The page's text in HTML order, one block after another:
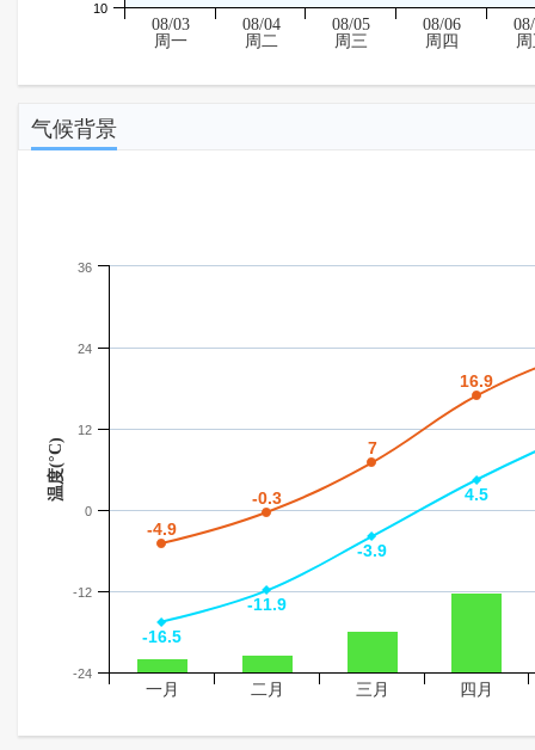
10
08/03
周一
08/04
周二
08/05
周三
08/06
周四
气候背景
温度(°C)
-4.9
-4.9
-0.3
-0.3
7
7
16.9
16.9
-16.5
-16.5
-11.9
-11.9
-3.9
-3.9
4.5
4.5
一月 二月 三月 四月
-24
-12
0
12
24
36